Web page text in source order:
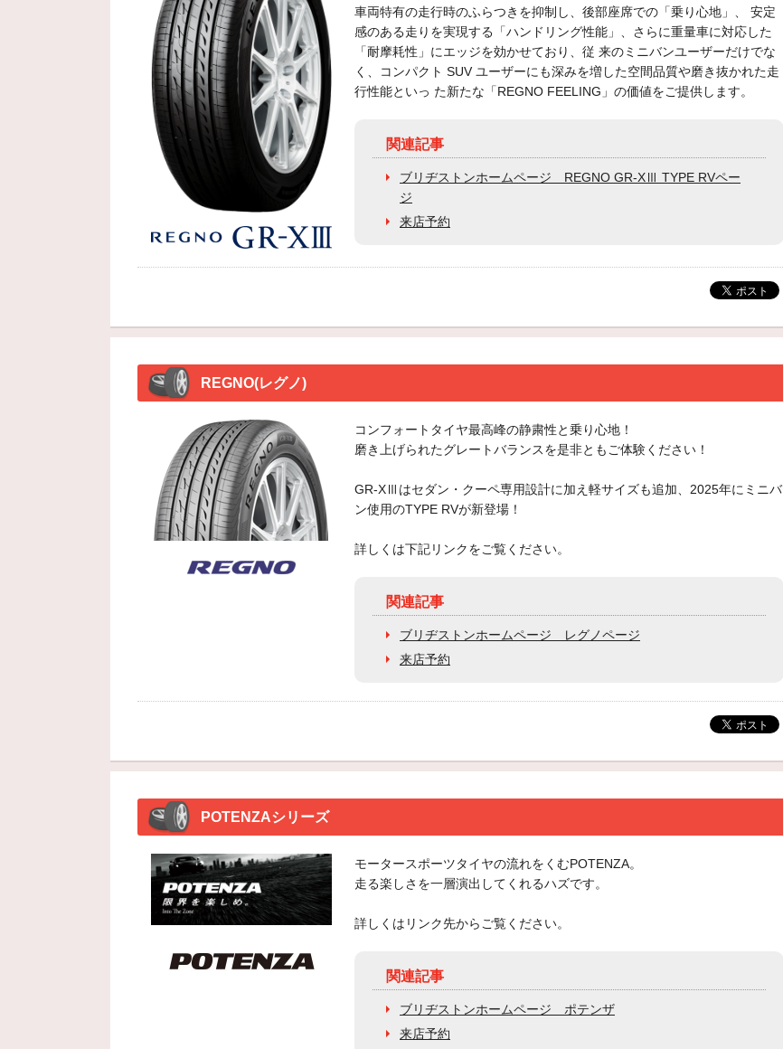
車両特有の走行時のふらつきを抑制し、後部座席での「乗り心地」、 安定
感のある走りを実現する「ハンドリング性能」、さらに重量車に対応した
「耐摩耗性」にエッジを効かせており、従 来のミニバンユーザーだけでな
く、コンパクト SUV ユーザーにも深みを増した空間品質や磨き抜かれた走
行性能といっ た新たな「REGNO FEELING」の価値をご提供します。
関連記事
ブリヂストンホームページ REGNO GR-XⅢ TYPE RVペー
ジ
来店予約
REGNO(レグノ)
コンフォートタイヤ最高峰の静粛性と乗り心地！
磨き上げられたグレートバランスを是非ともご体験ください！
GR-XⅢはセダン・クーペ専用設計に加え軽サイズも追加、2025年にミニバ
ン使用のTYPE RVが新登場！
詳しくは下記リンクをご覧ください。
関連記事
ブリヂストンホームページ レグノページ
来店予約
POTENZAシリーズ
モータースポーツタイヤの流れをくむPOTENZA。
走る楽しさを一層演出してくれるハズです。
詳しくはリンク先からご覧ください。
関連記事
ブリヂストンホームページ ポテンザ
来店予約